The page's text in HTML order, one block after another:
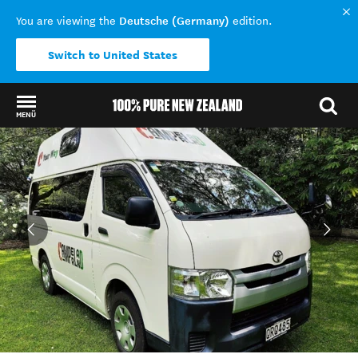
You are viewing the Deutsche (Germany) edition.
Switch to United States
MENÜ
Back to my results